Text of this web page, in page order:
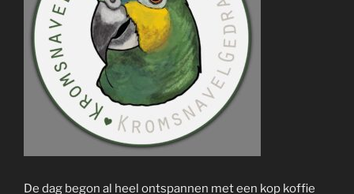
De dag begon al heel ontspannen met een kop koffie